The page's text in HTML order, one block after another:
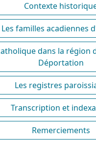
Contexte
Les familles acadiennes
dans la région
Déportation
Les registres
Transcription et
Remerciements